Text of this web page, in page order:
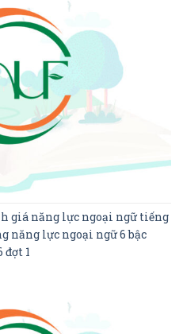
giá năng lực ngoại ngữ tiếng
năng lực ngoại ngữ 6 bậc
1